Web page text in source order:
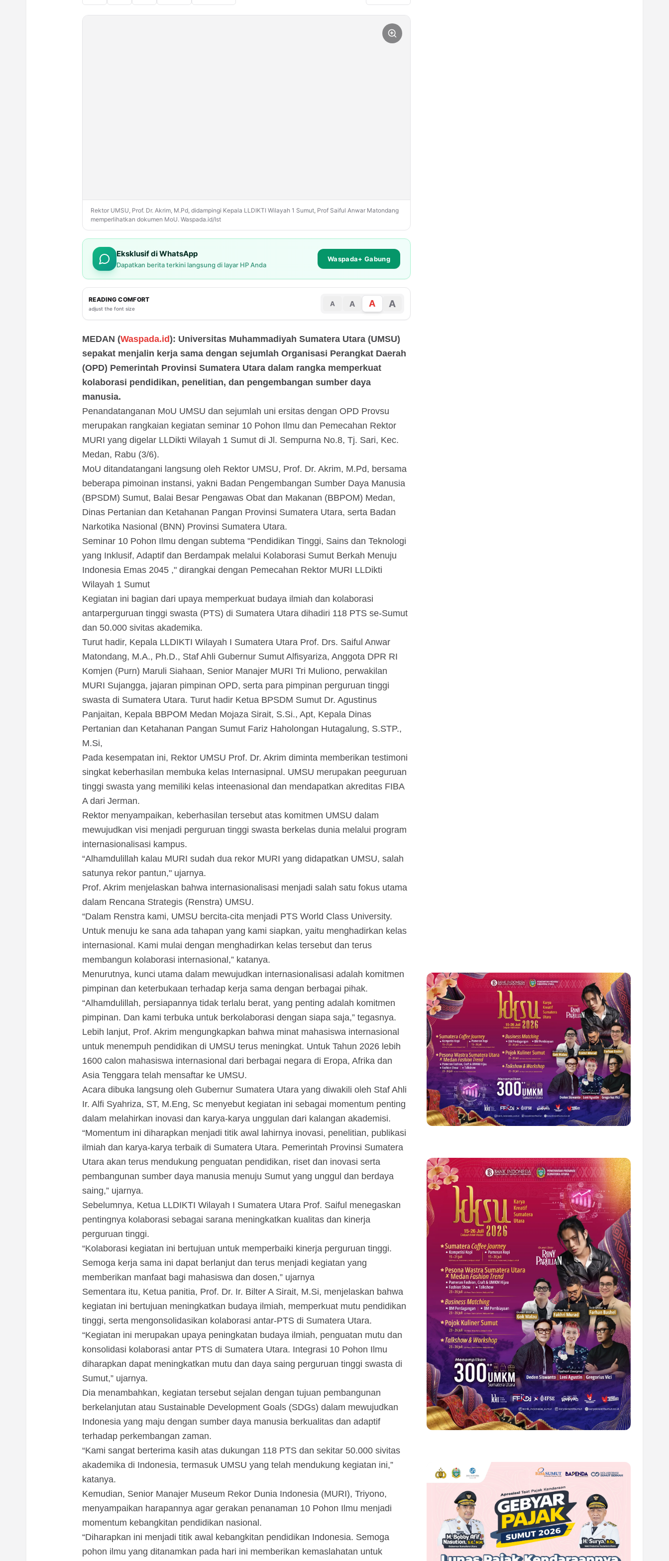
Rektor UMSU, Prof. Dr. Akrim, M.Pd, didampingi Kepala LLDIKTI Wilayah 1 Sumut, Prof Saiful Anwar Matondang
memperlihatkan dokumen MoU. Waspada.id/Ist
Eksklusif di WhatsApp
Dapatkan berita terkini langsung di layar HP Anda
Waspada+ Gabung
READING COMFORT
adjust the font size
A A A A
MEDAN (Waspada.id): Universitas Muhammadiyah Sumatera Utara (UMSU)
sepakat menjalin kerja sama dengan sejumlah Organisasi Perangkat Daerah
(OPD) Pemerintah Provinsi Sumatera Utara dalam rangka memperkuat
kolaborasi pendidikan, penelitian, dan pengembangan sumber daya
manusia.
Penandatanganan MoU UMSU dan sejumlah uni ersitas dengan OPD Provsu
merupakan rangkaian kegiatan seminar 10 Pohon Ilmu dan Pemecahan Rektor
MURI yang digelar LLDikti Wilayah 1 Sumut di Jl. Sempurna No.8, Tj. Sari, Kec.
Medan, Rabu (3/6).
MoU ditandatangani langsung oleh Rektor UMSU, Prof. Dr. Akrim, M.Pd, bersama
beberapa pimoinan instansi, yakni Badan Pengembangan Sumber Daya Manusia
(BPSDM) Sumut, Balai Besar Pengawas Obat dan Makanan (BBPOM) Medan,
Dinas Pertanian dan Ketahanan Pangan Provinsi Sumatera Utara, serta Badan
Narkotika Nasional (BNN) Provinsi Sumatera Utara.
Seminar 10 Pohon Ilmu dengan subtema "Pendidikan Tinggi, Sains dan Teknologi
yang Inklusif, Adaptif dan Berdampak melalui Kolaborasi Sumut Berkah Menuju
Indonesia Emas 2045 ," dirangkai dengan Pemecahan Rektor MURI LLDikti
Wilayah 1 Sumut
Kegiatan ini bagian dari upaya memperkuat budaya ilmiah dan kolaborasi
antarperguruan tinggi swasta (PTS) di Sumatera Utara dihadiri 118 PTS se-Sumut
dan 50.000 sivitas akademika.
Turut hadir, Kepala LLDIKTI Wilayah I Sumatera Utara Prof. Drs. Saiful Anwar
Matondang, M.A., Ph.D., Staf Ahli Gubernur Sumut Alfisyariza, Anggota DPR RI
Komjen (Purn) Maruli Siahaan, Senior Manajer MURI Tri Muliono, perwakilan
MURI Sujangga, jajaran pimpinan OPD, serta para pimpinan perguruan tinggi
swasta di Sumatera Utara. Turut hadir Ketua BPSDM Sumut Dr. Agustinus
Panjaitan, Kepala BBPOM Medan Mojaza Sirait, S.Si., Apt, Kepala Dinas
Pertanian dan Ketahanan Pangan Sumut Fariz Haholongan Hutagalung, S.STP.,
M.Si,
Pada kesempatan ini, Rektor UMSU Prof. Dr. Akrim diminta memberikan testimoni
singkat keberhasilan membuka kelas Internasipnal. UMSU merupakan peeguruan
tinggi swasta yang memiliki kelas inteenasional dan mendapatkan akreditas FIBA
A dari Jerman.
Rektor menyampaikan, keberhasilan tersebut atas komitmen UMSU dalam
mewujudkan visi menjadi perguruan tinggi swasta berkelas dunia melalui program
internasionalisasi kampus.
“Alhamdulillah kalau MURI sudah dua rekor MURI yang didapatkan UMSU, salah
satunya rekor pantun," ujarnya.
Prof. Akrim menjelaskan bahwa internasionalisasi menjadi salah satu fokus utama
dalam Rencana Strategis (Renstra) UMSU.
“Dalam Renstra kami, UMSU bercita-cita menjadi PTS World Class University.
Untuk menuju ke sana ada tahapan yang kami siapkan, yaitu menghadirkan kelas
internasional. Kami mulai dengan menghadirkan kelas tersebut dan terus
membangun kolaborasi internasional,” katanya.
Menurutnya, kunci utama dalam mewujudkan internasionalisasi adalah komitmen
pimpinan dan keterbukaan terhadap kerja sama dengan berbagai pihak.
“Alhamdulillah, persiapannya tidak terlalu berat, yang penting adalah komitmen
pimpinan. Dan kami terbuka untuk berkolaborasi dengan siapa saja,” tegasnya.
Lebih lanjut, Prof. Akrim mengungkapkan bahwa minat mahasiswa internasional
untuk menempuh pendidikan di UMSU terus meningkat. Untuk Tahun 2026 lebih
1600 calon mahasiswa internasional dari berbagai negara di Eropa, Afrika dan
Asia Tenggara telah mensaftar ke UMSU.
Acara dibuka langsung oleh Gubernur Sumatera Utara yang diwakili oleh Staf Ahli
Ir. Alfi Syahriza, ST, M.Eng, Sc menyebut kegiatan ini sebagai momentum penting
dalam melahirkan inovasi dan karya-karya unggulan dari kalangan akademisi.
“Momentum ini diharapkan menjadi titik awal lahirnya inovasi, penelitian, publikasi
ilmiah dan karya-karya terbaik di Sumatera Utara. Pemerintah Provinsi Sumatera
Utara akan terus mendukung penguatan pendidikan, riset dan inovasi serta
pembangunan sumber daya manusia menuju Sumut yang unggul dan berdaya
saing,” ujarnya.
Sebelumnya, Ketua LLDIKTI Wilayah I Sumatera Utara Prof. Saiful menegaskan
pentingnya kolaborasi sebagai sarana meningkatkan kualitas dan kinerja
perguruan tinggi.
“Kolaborasi kegiatan ini bertujuan untuk memperbaiki kinerja perguruan tinggi.
Semoga kerja sama ini dapat berlanjut dan terus menjadi kegiatan yang
memberikan manfaat bagi mahasiswa dan dosen,” ujarnya
Sementara itu, Ketua panitia, Prof. Dr. Ir. Bilter A Sirait, M.Si, menjelaskan bahwa
kegiatan ini bertujuan meningkatkan budaya ilmiah, memperkuat mutu pendidikan
tinggi, serta mengonsolidasikan kolaborasi antar-PTS di Sumatera Utara.
“Kegiatan ini merupakan upaya peningkatan budaya ilmiah, penguatan mutu dan
konsolidasi kolaborasi antar PTS di Sumatera Utara. Integrasi 10 Pohon Ilmu
diharapkan dapat meningkatkan mutu dan daya saing perguruan tinggi swasta di
Sumut,” ujarnya.
Dia menambahkan, kegiatan tersebut sejalan dengan tujuan pembangunan
berkelanjutan atau Sustainable Development Goals (SDGs) dalam mewujudkan
Indonesia yang maju dengan sumber daya manusia berkualitas dan adaptif
terhadap perkembangan zaman.
“Kami sangat berterima kasih atas dukungan 118 PTS dan sekitar 50.000 sivitas
akademika di Indonesia, termasuk UMSU yang telah mendukung kegiatan ini,”
katanya.
Kemudian, Senior Manajer Museum Rekor Dunia Indonesia (MURI), Triyono,
menyampaikan harapannya agar gerakan penanaman 10 Pohon Ilmu menjadi
momentum kebangkitan pendidikan nasional.
“Diharapkan ini menjadi titik awal kebangkitan pendidikan Indonesia. Semoga
pohon ilmu yang ditanamkan pada hari ini memberikan kemaslahatan untuk